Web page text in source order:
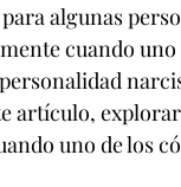
algunas
cuando
artículo,
uno de los